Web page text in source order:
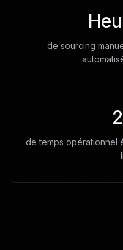
de sourcing
de temps opérationnel